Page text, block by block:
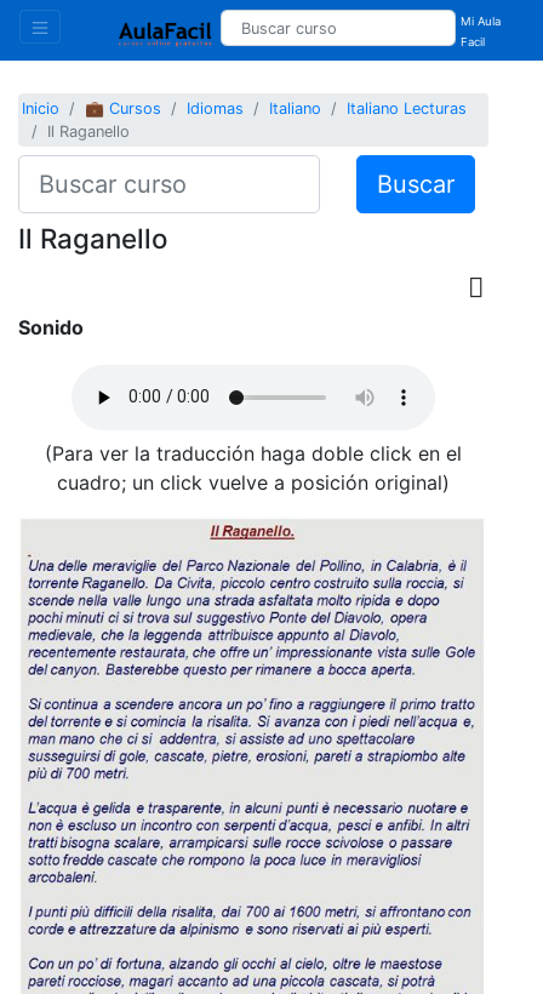
Mi Aula
Facil
Inicio 💼 Cursos Idiomas Italiano
Italiano Lecturas
Il Raganello
Buscar
Il Raganello
Sonido
(Para ver la traducción haga doble click en el
cuadro; un click vuelve a posición original)